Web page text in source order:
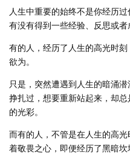
人生中重要的始终不是你经历
有没有得到一些经验、反思或者
有的人，经历了人生的高光时
欲为。
只是，突然遭遇到人生的暗涌
挣扎过，想要重新站起来，却
的光彩。
而有的人，不管是在人生的高
着敬畏之心，即便经历了黑暗